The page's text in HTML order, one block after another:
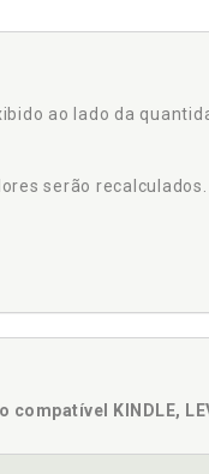
ao lado da
serão recalculados.
compatível KINDLE,